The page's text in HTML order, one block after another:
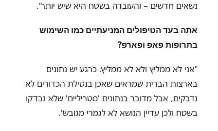
נשאים חדשים – והעובדה בשטח היא שיש יותר".
אתה בעד הטיפולים המניעתיים כמו השימוש
בתרופות פאפ ופארפ?
"אני לא ממליץ ולא לא ממליץ. כרגע יש נתונים
בארצות הברית שמראים שאכן בנטילת הכדורים לא
נדבקים, אבל מדובר בנתונים 'סטריליים' שלא נבדקו
בשטח ולכן עדיין הנושא לא לגמרי מגובש".